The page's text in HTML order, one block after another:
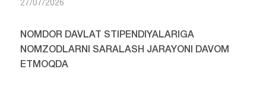
27/07/2026
NOMDOR DAVLAT STIPENDIYALARIGA
NOMZODLARNI SARALASH JARAYONI DAVOM
ETMOQDA